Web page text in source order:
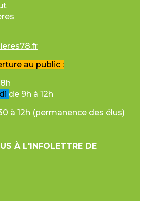
au public :
de 9h à 12h
à 12h (permanence des élus)
À L'INFOLETTRE DE